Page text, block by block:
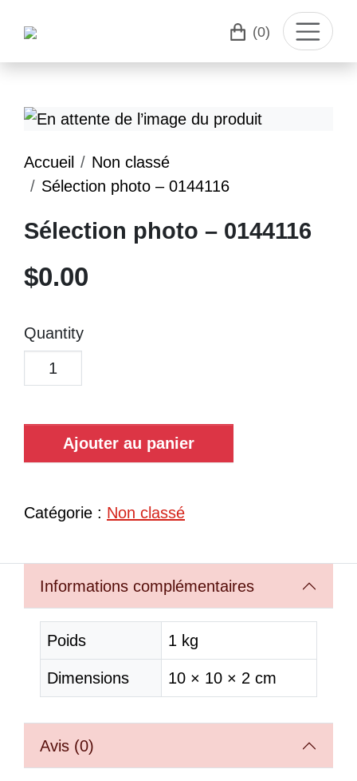
(0)
Accueil
Non classé
Sélection photo – 0144116
Sélection photo – 0144116
$0.00
Quantity
Ajouter au panier
Catégorie : Non classé
Informations complémentaires
Poids 1 kg
Dimensions 10 × 10 × 2 cm
Avis (0)